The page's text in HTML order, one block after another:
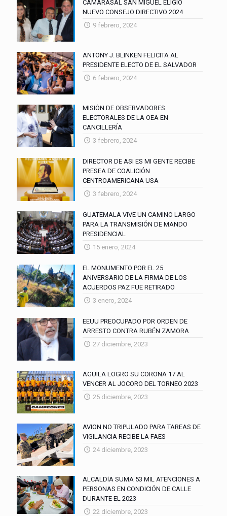
CAMARASAL SAN MIGUEL ELIGIO
NUEVO CONSEJO DIRECTIVO 2024
9 febrero, 2024
ANTONY J. BLINKEN FELICITA AL
PRESIDENTE ELECTO DE EL SALVADOR
6 febrero, 2024
MISIÓN DE OBSERVADORES
ELECTORALES DE LA OEA EN
CANCILLERÍA
3 febrero, 2024
DIRECTOR DE ASI ES MI GENTE RECIBE
PRESEA DE COALICIÓN
CENTROAMERICANA USA
3 febrero, 2024
GUATEMALA VIVE UN CAMINO LARGO
PARA LA TRANSMISIÓN DE MANDO
PRESIDENCIAL
15 enero, 2024
EL MONUMENTO POR EL 25
ANIVERSARIO DE LA FIRMA DE LOS
ACUERDOS PAZ FUE RETIRADO
3 enero, 2024
EEUU PREOCUPADO POR ORDEN DE
ARRESTO CONTRA RUBÉN ZAMORA
27 diciembre, 2023
ÁGUILA LOGRO SU CORONA 17 AL
VENCER AL JOCORO DEL TORNEO 2023
25 diciembre, 2023
AVION NO TRIPULADO PARA TAREAS DE
VIGILANCIA RECIBE LA FAES
24 diciembre, 2023
ALCALDÍA SUMA 53 MIL ATENCIONES A
PERSONAS EN CONDICIÓN DE CALLE
DURANTE EL 2023
22 diciembre, 2023